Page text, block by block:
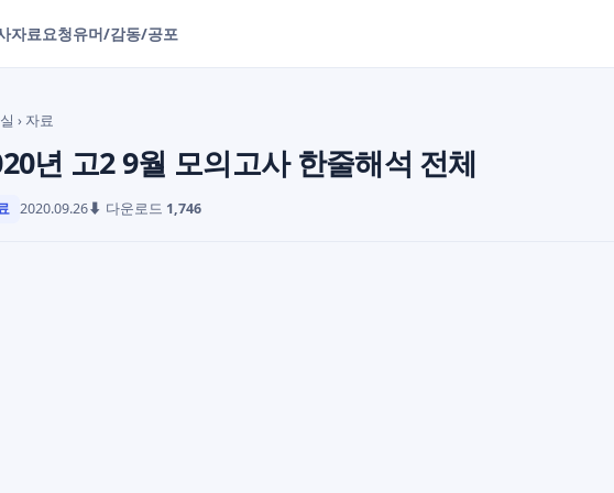
자료요청유머/감동/공포
› 자료
년 고2 9월 모의고사 한줄해석 전체
2020.09.26⬇ 다운로드 1,746